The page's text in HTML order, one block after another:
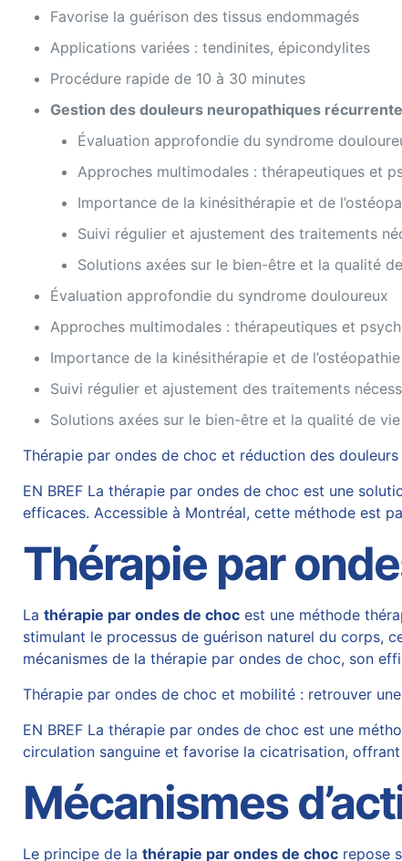
Favorise la guérison des tissus endommagés
Applications variées : tendinites, épicondylites
Procédure rapide de 10 à 30 minutes
Gestion des douleurs neuropathiques
Évaluation approfondie du syndrome
Approches multimodales : thérapeutiques et
Importance de la kinésithérapie et de
Suivi régulier et ajustement des traitements
Solutions axées sur le bien-être et la qualité
Évaluation approfondie du syndrome douloureux
Approches multimodales : thérapeutiques et
Importance de la kinésithérapie et de l’ostéopathie
Suivi régulier et ajustement des traitements
Solutions axées sur le bien-être et la qualité de vie
Thérapie par ondes de choc et réduction des
EN BREF La thérapie par ondes de choc est une
efficaces. Accessible à Montréal, cette méthode est
Thérapie par
Lathérapie par ondes de choc est une méthode
stimulant le processus de guérison naturel du corps,
mécanismes de la thérapie par ondes de choc, son
Thérapie par ondes de choc et mobilité : retrouver
EN BREF La thérapie par ondes de choc est une
circulation sanguine et favorise la cicatrisation,
Mécanismes
Le principe de lathérapie par ondes de choc repose